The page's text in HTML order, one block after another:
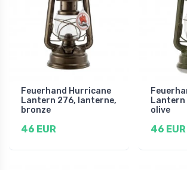
Feuerhand Hurricane
Lantern 276, lanterne,
bronze
46 EUR
Lantern
olive
46 EUR